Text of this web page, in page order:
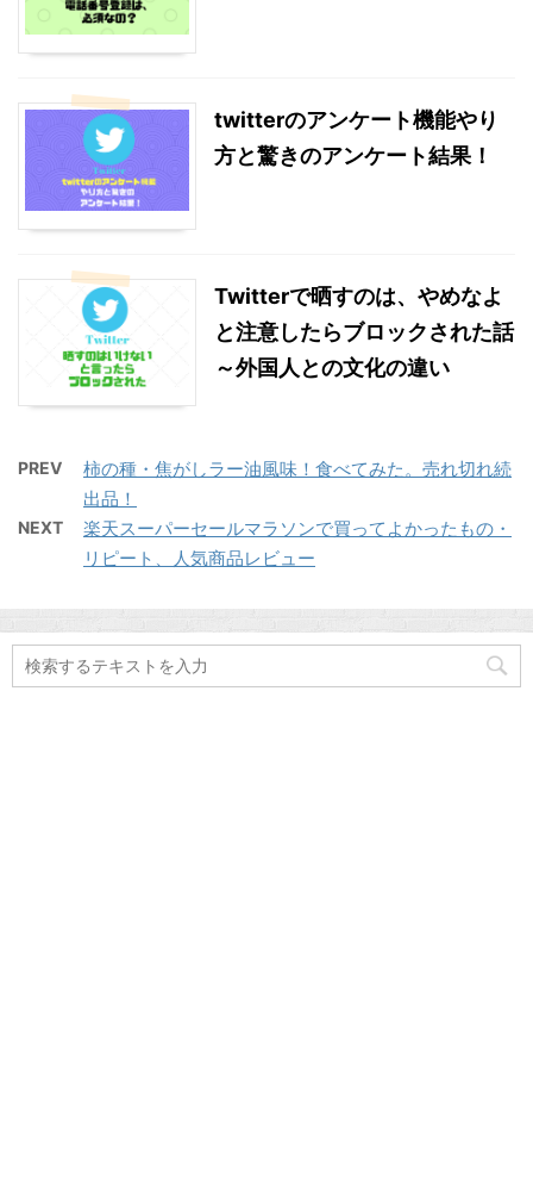
twitterのアンケート機能やり
方と驚きのアンケート結果！
Twitterで晒すのは、やめなよ
と注意したらブロックされた話
～外国人との文化の違い
PREV
柿の種・焦がしラー油風味！食べてみた。売れ切れ続
出品！
NEXT
楽天スーパーセールマラソンで買ってよかったもの・
リピート、人気商品レビュー